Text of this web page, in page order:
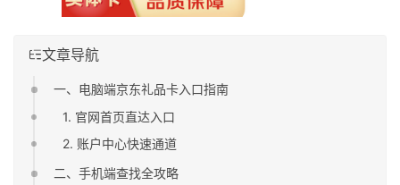
文章导航
一、电脑端京东礼品卡入口指南
1. 官网首页直达入口
2. 账户中心快速通道
二、手机端查找全攻略